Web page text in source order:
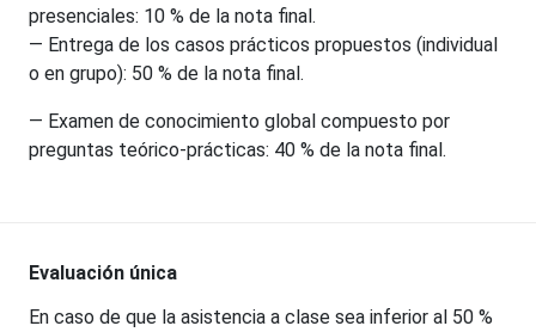
presenciales: 10 % de la nota final.
— Entrega de los casos prácticos propuestos (individual
o en grupo): 50 % de la nota final.
— Examen de conocimiento global compuesto por
preguntas teórico-prácticas: 40 % de la nota final.
Evaluación única
En caso de que la asistencia a clase sea inferior al 50 %